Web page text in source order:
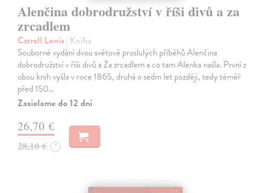
Alenčina dobrodružství v říši divů a za
zrcadlem
Carroll Lewis| Kniha
Souborné vydání dvou světově proslulých příběhů Alenčina
dobrodružství v říši divů a Za zrcadlem a co tam Alenka našla. První z
obou knih vyšla v roce 1865, druhá o sedm let později, tedy téměř
před 150…
Zasielame do 12 dní
26,70 €
28,10 € ?